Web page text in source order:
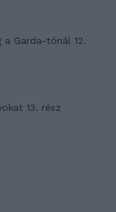
a Garda-tónál 12.
13. rész